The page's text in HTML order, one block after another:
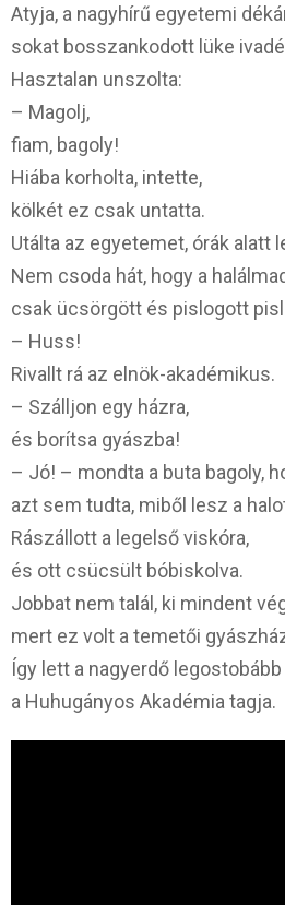
Atyja, a nagyhírű egyetemi
sokat bosszankodott lüke
Hasztalan unszolta:
– Magolj,
fiam, bagoly!
Hiába korholta, intette,
kölkét ez csak untatta.
Utálta az egyetemet, órák alatt
Nem csoda hát, hogy a
csak ücsörgött és pislogott
– Huss!
Rivallt rá az elnök-akadémikus.
– Szálljon egy házra,
és borítsa gyászba!
– Jó! – mondta a buta bagoly,
azt sem tudta, miből lesz a
Rászállott a legelső viskóra,
és ott csücsült bóbiskolva.
Jobbat nem talál, ki mindent
mert ez volt a temetői
Így lett a nagyerdő legostobább
a Huhugányos Akadémia tagja.